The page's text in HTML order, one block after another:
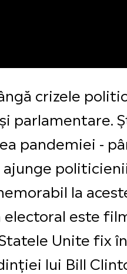
crizele
parlamentare.
pandemiei -
la
este
Unite fix
lui Bill